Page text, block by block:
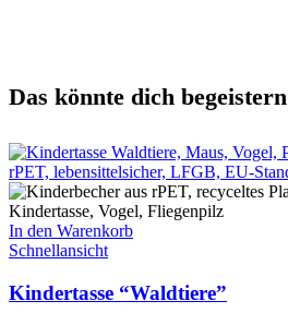
Das könnte dich begeistern
In den Warenkorb
Schnellansicht
Kindertasse “Waldtiere”